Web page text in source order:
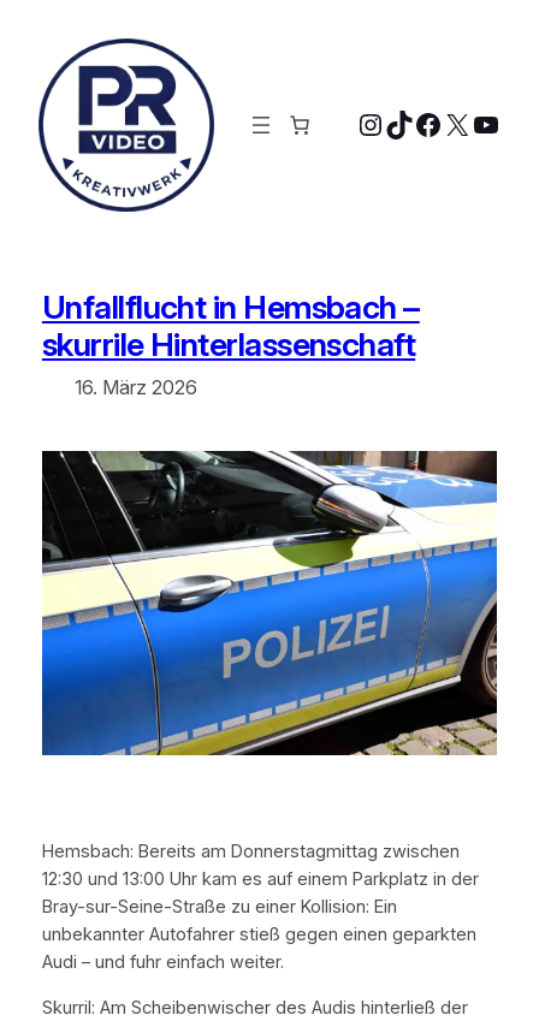
springen
Instagram
TikTok
X
Unfallflucht in Hemsbach –
skurrile Hinterlassenschaft
16. März 2026
Hemsbach: Bereits am Donnerstagmittag zwischen
12:30 und 13:00 Uhr kam es auf einem Parkplatz in der
Bray-sur-Seine-Straße zu einer Kollision: Ein
unbekannter Autofahrer stieß gegen einen geparkten
Audi – und fuhr einfach weiter.
Skurril: Am Scheibenwischer des Audis hinterließ der